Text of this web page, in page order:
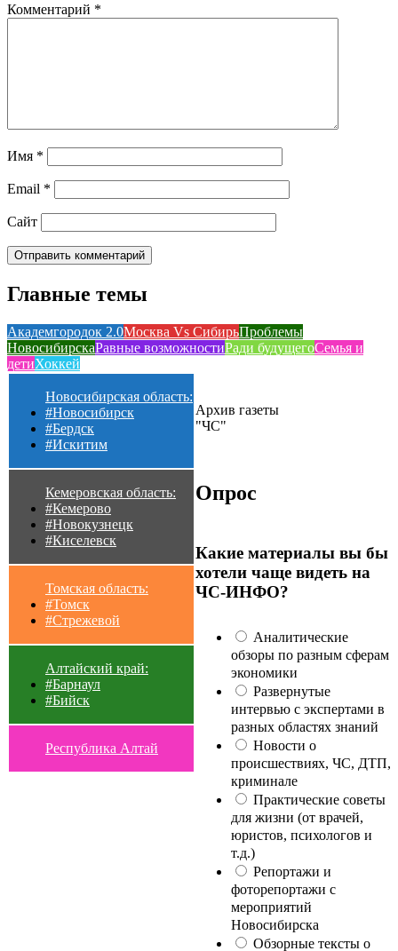
Комментарий *
Имя *
Email *
Сайт
Главные темы
Академгородок 2.0Москва Vs СибирьПроблемы
НовосибирскаРавные возможностиРади будущегоСемья и
детиХоккей
Новосибирская область:
#Новосибирск
#Бердск
#Искитим
Кемеровская область:
#Кемерово
#Новокузнецк
#Киселевск
Томская область:
#Томск
#Стрежевой
Алтайский край:
#Барнаул
#Бийск
Республика Алтай
Архив газеты
"ЧС"
Опрос
Какие материалы вы бы
хотели чаще видеть на
ЧС-ИНФО?
Аналитические
обзоры по разным сферам
экономики
Развернутые
интервью с экспертами в
разных областях знаний
Новости о
происшествиях, ЧС, ДТП,
криминале
Практические советы
для жизни (от врачей,
юристов, психологов и
т.д.)
Репортажи и
фоторепортажи с
мероприятий
Новосибирска
Обзорные тексты о